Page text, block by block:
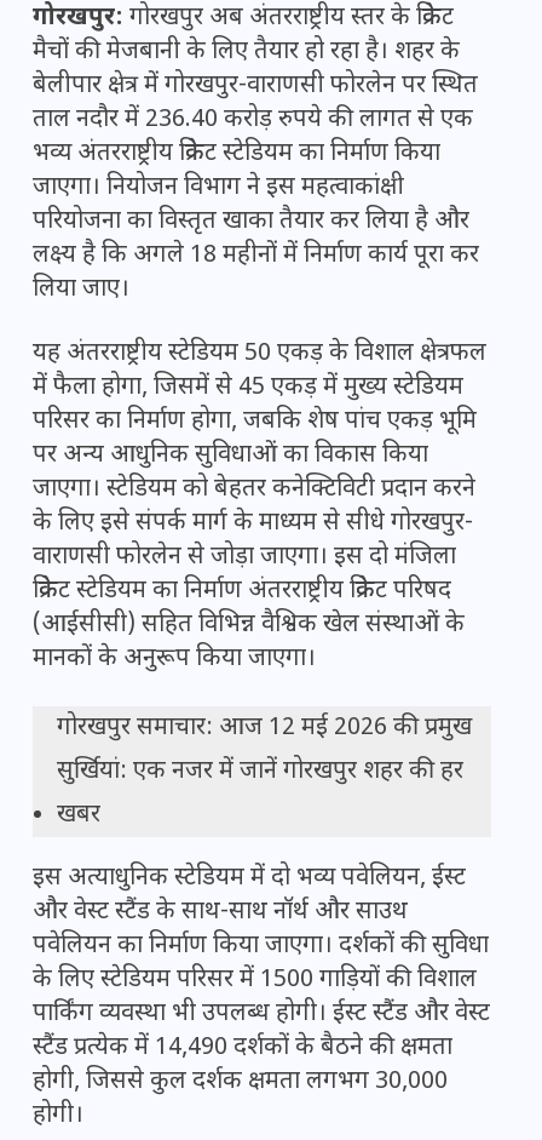
गोरखपुर: गोरखपुर अब अंतरराष्ट्रीय स्तर के क्रिकेट
मैचों की मेजबानी के लिए तैयार हो रहा है। शहर के
बेलीपार क्षेत्र में गोरखपुर-वाराणसी फोरलेन पर स्थित
ताल नदौरमें 236.40 करोड़ रुपये की लागत से एक
भव्य अंतरराष्ट्रीय क्रिकेट स्टेडियम का निर्माण किया
जाएगा। नियोजन विभाग ने इस महत्वाकांक्षी
परियोजना का विस्तृत खाका तैयार कर लिया है और
लक्ष्य है कि अगले 18 महीनों में निर्माण कार्य पूरा कर
लिया जाए।
यह अंतरराष्ट्रीय स्टेडियम 50 एकड़ के विशाल क्षेत्रफल
में फैला होगा, जिसमें से 45 एकड़ में मुख्य स्टेडियम
परिसर का निर्माण होगा, जबकि शेष पांच एकड़ भूमि
पर अन्य आधुनिक सुविधाओं का विकास किया
जाएगा। स्टेडियम को बेहतर कनेक्टिविटी प्रदान करने
के लिए इसे संपर्क मार्ग के माध्यम से सीधे गोरखपुर-
वाराणसी फोरलेन से जोड़ा जाएगा। इस दो मंजिला
क्रिकेट स्टेडियम का निर्माण अंतरराष्ट्रीय क्रिकेट परिषद
(आईसीसी) सहित विभिन्न वैश्विक खेल संस्थाओं के
मानकों के अनुरूप किया जाएगा।
गोरखपुर समाचार: आज 12 मई 2026 की प्रमुख
सुर्खियां: एक नजर में जानें गोरखपुर शहर की हर
खबर
इस अत्याधुनिक स्टेडियम में दो भव्य पवेलियन, ईस्ट
और वेस्ट स्टैंड के साथ-साथ नॉर्थ और साउथ
पवेलियन का निर्माण किया जाएगा। दर्शकों की सुविधा
के लिए स्टेडियम परिसर में 1500 गाड़ियों की विशाल
पार्किंग व्यवस्था भी उपलब्ध होगी। ईस्ट स्टैंड और वेस्ट
स्टैंड प्रत्येक में 14,490 दर्शकों के बैठने की क्षमता
होगी, जिससे कुल दर्शक क्षमता लगभग 30,000
होगी।